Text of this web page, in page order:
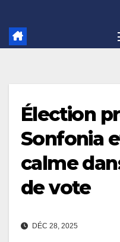
Élection
Sonfonia
calme
de vote
DÉC 28, 2025